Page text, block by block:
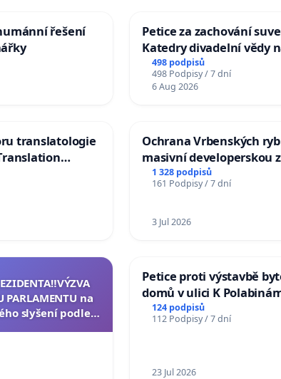
řešení
Petice za zachování
Katedry divadelní vědy
498 podpisů
498 Podpisy / 7 dní
6 Aug 2026
translatologie
of Arts,
Ochrana Vrbenských
masivní developerskou
1 328 podpisů
161 Podpisy / 7 dní
3 Jul 2026
PARLAMENTU na
slyšení podle §
k podání ústavní
republiky
Petice proti výstavbě
domů v ulici K
Pardubicích
124 podpisů
112 Podpisy / 7 dní
23 Jul 2026